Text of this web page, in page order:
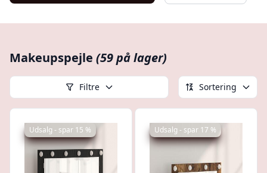
Makeupspejle (59 på lager)
Filtre Sortering
Udsalg - spar 15 % Udsalg - spar 17 %